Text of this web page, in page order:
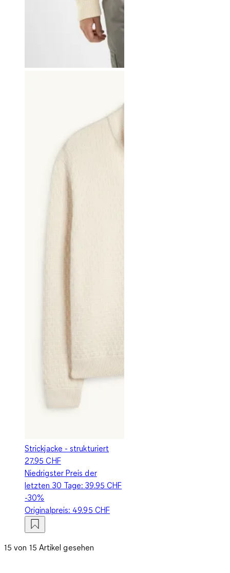
Strickjacke - strukturiert
27.95 CHF
Niedrigster Preis der
letzten 30 Tage:39.95 CHF
-30%
Originalpreis: 49.95 CHF
15 von 15 Artikel gesehen